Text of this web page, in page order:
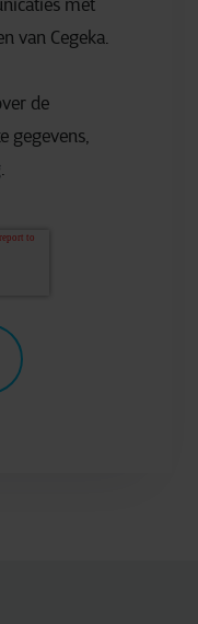
met
van Cegeka.
de
gegevens,
.